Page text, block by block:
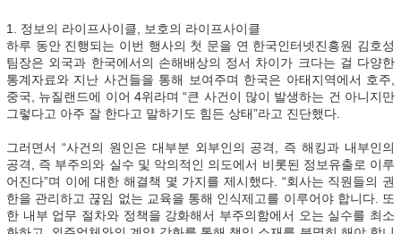
1. 정보의 라이프사이클, 보호의 라이프사이클
하루 동안 진행되는 이번 행사의 첫 문을 연 한국인터넷진흥원 김호성
팀장은 외국과 한국에서의 손해배상의 정서 차이가 크다는 걸 다양한
통계자료와 지난 사건들을 통해 보여주며 한국은 아태지역에서 호주,
중국, 뉴질랜드에 이어 4위라며 “큰 사건이 많이 발생하는 건 아니지만
그렇다고 아주 잘 한다고 말하기도 힘든 상태”라고 진단했다.
그러면서 “사건의 원인은 대부분 외부인의 공격, 즉 해킹과 내부인의
공격, 즉 부주의와 실수 및 악의적인 의도에서 비롯된 정보유출로 이루
어진다”며 이에 대한 해결책 몇 가지를 제시했다. “회사는 직원들의 권
한을 관리하고 끊임 없는 교육을 통해 인식제고를 이루어야 합니다. 또
한 내부 업무 절차와 정책을 강화해서 부주의함에서 오는 실수를 최소